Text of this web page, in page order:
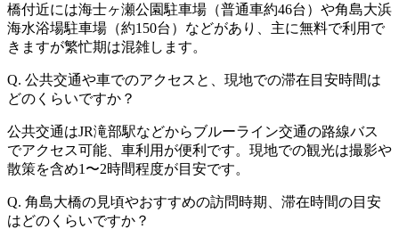
橋付近には海士ヶ瀬公園駐車場（普通車約46台）や角島大浜
海水浴場駐車場（約150台）などがあり、主に無料で利用で
きますが繁忙期は混雑します。
Q. 公共交通や車でのアクセスと、現地での滞在目安時間は
どのくらいですか？
公共交通はJR滝部駅などからブルーライン交通の路線バス
でアクセス可能、車利用が便利です。現地での観光は撮影や
散策を含め1〜2時間程度が目安です。
Q. 角島大橋の見頃やおすすめの訪問時期、滞在時間の目安
はどのくらいですか？